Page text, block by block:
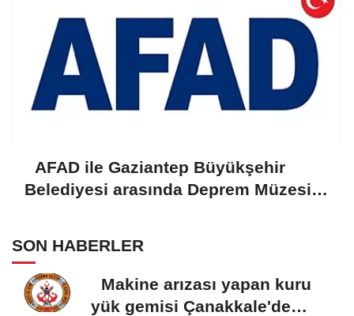
AFAD ile Gaziantep Büyükşehir
Belediyesi arasında Deprem Müzesi
SON HABERLER
Makine arızası yapan kuru
yük gemisi Çanakkale'de